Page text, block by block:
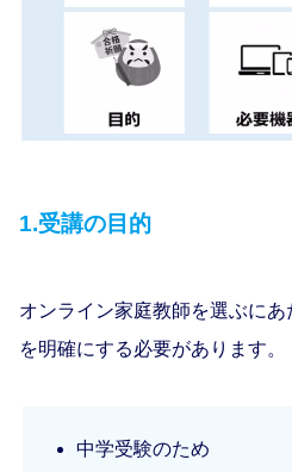
1.受講の目的
オンライン家庭教師を選ぶに
を明確にする必要があります。
中学受験のため